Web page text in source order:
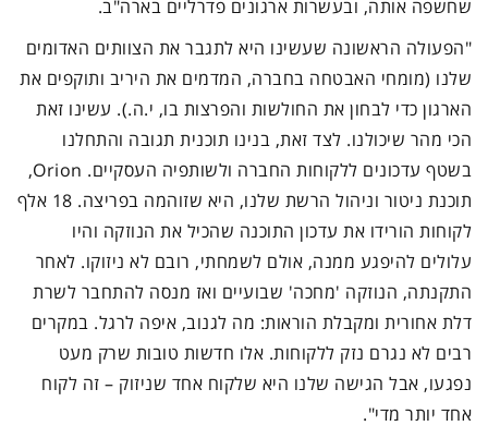
שחשפה אותה, ובעשרות ארגונים פדרליים בארה"ב.
"הפעולה הראשונה שעשינו היא לתגבר את הצוותים האדומים
שלנו (מומחי האבטחה בחברה, המדמים את היריב ותוקפים את
הארגון כדי לבחון את החולשות והפרצות בו, י.ה.). עשינו זאת
הכי מהר שיכולנו. לצד זאת, בנינו תוכנית תגובה והתחלנו
בשטף עדכונים ללקוחות החברה ולשותפיה העסקיים. Orion,
תוכנת ניטור וניהול הרשת שלנו, היא שזוהמה בפריצה. 18 אלף
לקוחות הורידו את עדכון התוכנה שהכיל את הנוזקה והיו
עלולים להיפגע ממנה, אולם לשמחתי, רובם לא ניזוקו. לאחר
התקנתה, הנוזקה 'מחכה' שבועיים ואז מנסה להתחבר לשרת
דלת אחורית ומקבלת הוראות: מה לגנוב, איפה לרגל. במקרים
רבים לא נגרם נזק ללקוחות. אלו חדשות טובות שרק מעט
נפגעו, אבל הגישה שלנו היא שלקוח אחד שניזוק – זה לקוח
אחד יותר מדי".